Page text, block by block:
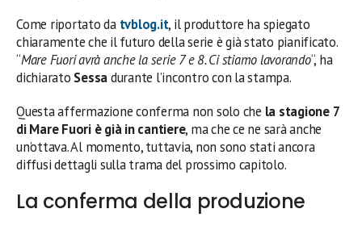
Come riportato da tvblog.it, il produttore ha spiegato
chiaramente che il futuro della serie è già stato pianificato.
“Mare Fuori avrà anche la serie 7 e 8. Ci stiamo lavorando“, ha
dichiarato Sessadurante l’incontro con la stampa.
Questa affermazione conferma non solo che la stagione 7
di Mare Fuori è già in cantiere, ma che ce ne sarà anche
un’ottava. Al momento, tuttavia, non sono stati ancora
diffusi dettagli sulla trama del prossimo capitolo.
La conferma della produzione